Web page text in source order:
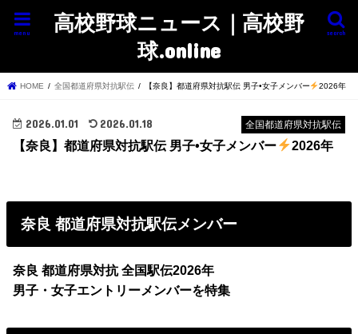
高校野球ニュース｜高校野
球.online
search
menu
HOME 全国都道府県対抗駅伝 【奈良】都道府県対抗駅伝 男子•女子メンバー 2026年
全国都道府県対抗駅伝
2026.01.01 2026.01.18
【奈良】都道府県対抗駅伝 男子•女子メンバー 2026年
奈良 都道府県対抗駅伝メンバー
奈良 都道府県対抗 全国駅伝2026年
男子・女子エントリーメンバーを特集